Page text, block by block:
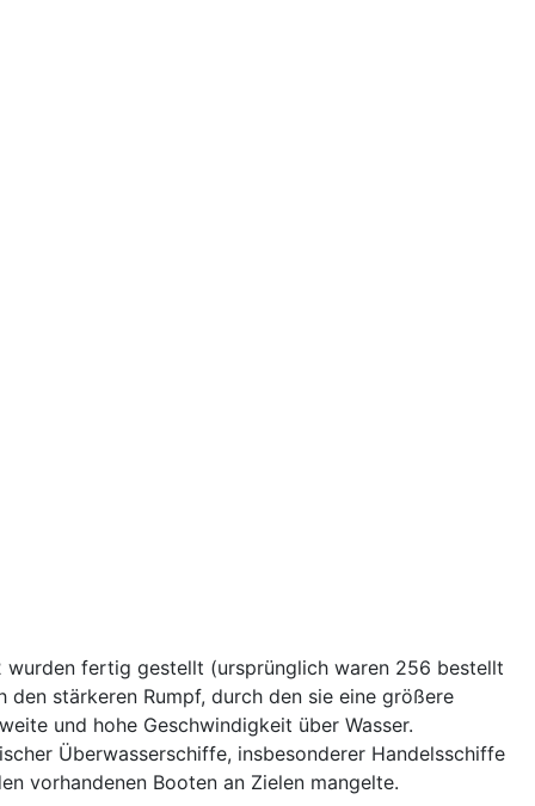
fertig gestellt (ursprünglich waren 256 bestellt
stärkeren Rumpf, durch den sie eine größere
und hohe Geschwindigkeit über Wasser.
Überwasserschiffe, insbesonderer Handelsschiffe
vorhandenen Booten an Zielen mangelte.